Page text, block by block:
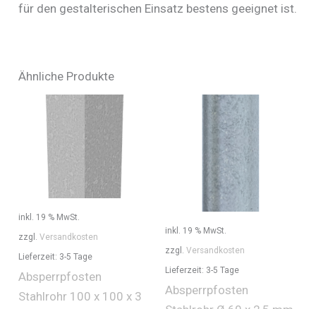
für den gestalterischen Einsatz bestens geeignet ist.
Ähnliche Produkte
inkl. 19 % MwSt.
zzgl.Versandkosten
Lieferzeit: 3-5 Tage
Absperrpfosten
Stahlrohr 100 x 100 x 3
inkl. 19 % MwSt.
zzgl. Versandkosten
Lieferzeit: 3-5 Tage
Absperrpfosten